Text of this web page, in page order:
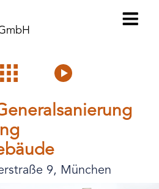
Projektübersicht
9, München